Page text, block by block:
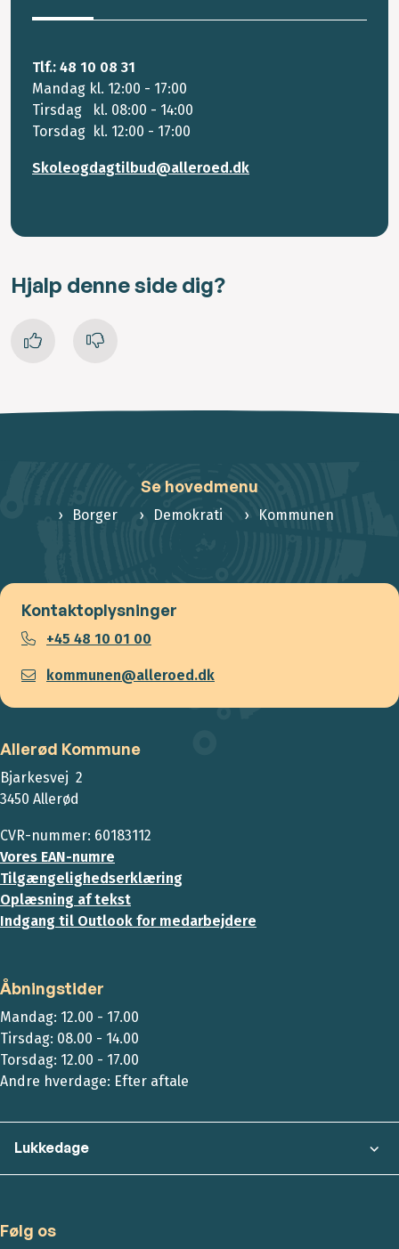
Tlf.: 48 10 08 31
Mandag kl. 12:00 - 17:00
Tirsdag kl. 08:00 - 14:00
Torsdag kl. 12:00 - 17:00
Skoleogdagtilbud@alleroed.dk
Hjalp denne side dig?
Se hovedmenu
Borger Demokrati Kommunen
Kontaktoplysninger
+45 48 10 01 00
kommunen@alleroed.dk
Allerød Kommune
Bjarkesvej 2
3450 Allerød
CVR-nummer: 60183112
Vores EAN-numre
Tilgængelighedserklæring
Oplæsning af tekst
Indgang til Outlook for medarbejdere
Åbningstider
Mandag: 12.00 - 17.00
Tirsdag: 08.00 - 14.00
Torsdag: 12.00 - 17.00
Andre hverdage: Efter aftale
Lukkedage
Følg os